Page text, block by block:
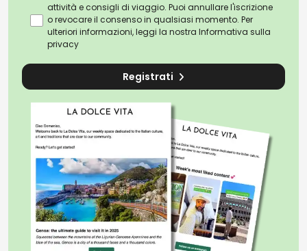
attività e consigli di viaggio. Puoi annullare l'iscrizione
o revocare il consenso in qualsiasi momento. Per
ulteriori informazioni, leggi la nostra Informativa sulla
privacy
Registrati